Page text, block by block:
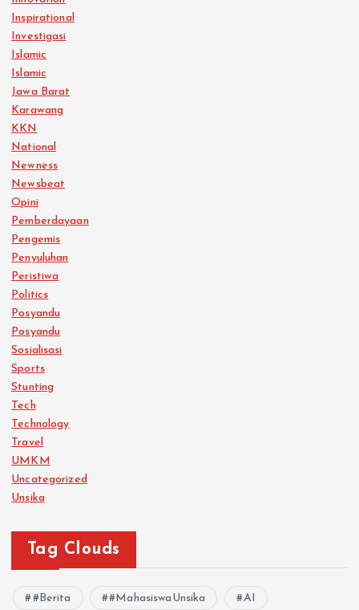
Inspirational
Investigasi
Islamic
Islamic
Jawa Barat
Karawang
KKN
National
Newness
Newsbeat
Opini
Pemberdayaan
Pengemis
Penyuluhan
Peristiwa
Politics
Posyandu
Posyandu
Sosialisasi
Sports
Stunting
Tech
Technology
Travel
UMKM
Uncategorized
Unsika
Tag Clouds
#Berita #MahasiswaUnsika AI